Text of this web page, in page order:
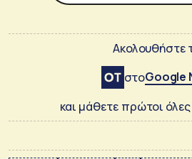
Ακολουθήστε
στοGoogle
και μάθετε πρώτοι όλες